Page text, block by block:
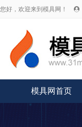
您好，欢迎来到模具网！ 
模具网首页